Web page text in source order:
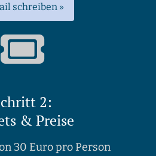
schreiben »
2:
& Preise
30 Euro pro Person